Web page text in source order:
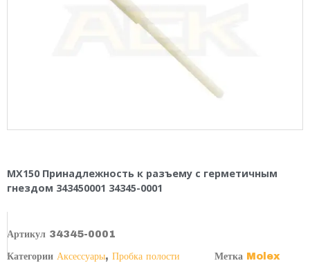
MX150 Принадлежность к разъему с герметичным
гнездом 343450001 34345-0001
Артикул 34345-0001
Категории Аксессуары, Пробка полости Метка Molex